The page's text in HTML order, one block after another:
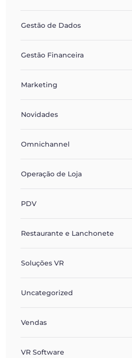
Gestão de Dados
Gestão Financeira
Marketing
Novidades
Omnichannel
Operação de Loja
PDV
Restaurante e Lanchonete
Soluções VR
Uncategorized
Vendas
VR Software